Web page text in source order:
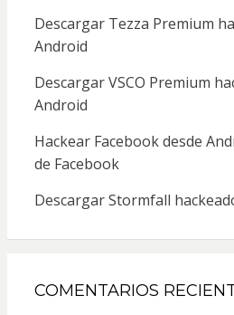
Descargar Tezza Premium
Android
Descargar VSCO Premium
Android
Hackear Facebook desde
de Facebook
Descargar Stormfall
COMENTARIOS